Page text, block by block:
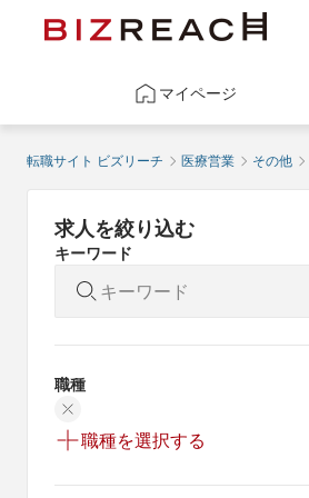
マイページ
転職サイト ビズリーチ 医療営業 その他
求人を絞り込む
キーワード
職種
職種を選択する